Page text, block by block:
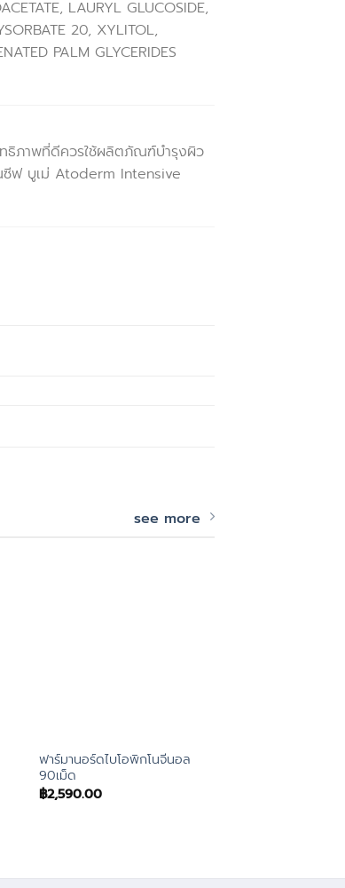
LAURYL GLUCOSIDE,
20, XYLITOL,
PALM GLYCERIDES
ทธิภาพที่ดีควรใช้ผลิตภัณฑ์บำรุงผิว
ซีฟ บูเม่ Atoderm Intensive
see more
ฟาร์มานอร์ดไบโอพิกโนจีนอล
90เม็ด
฿2,590.00